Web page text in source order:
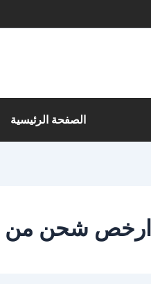
الصفحة الرئيسية
ارخص شحن من